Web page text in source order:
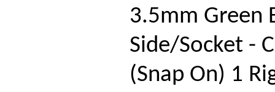
3.5mm Green
Side/Socket -
(Snap On) 1